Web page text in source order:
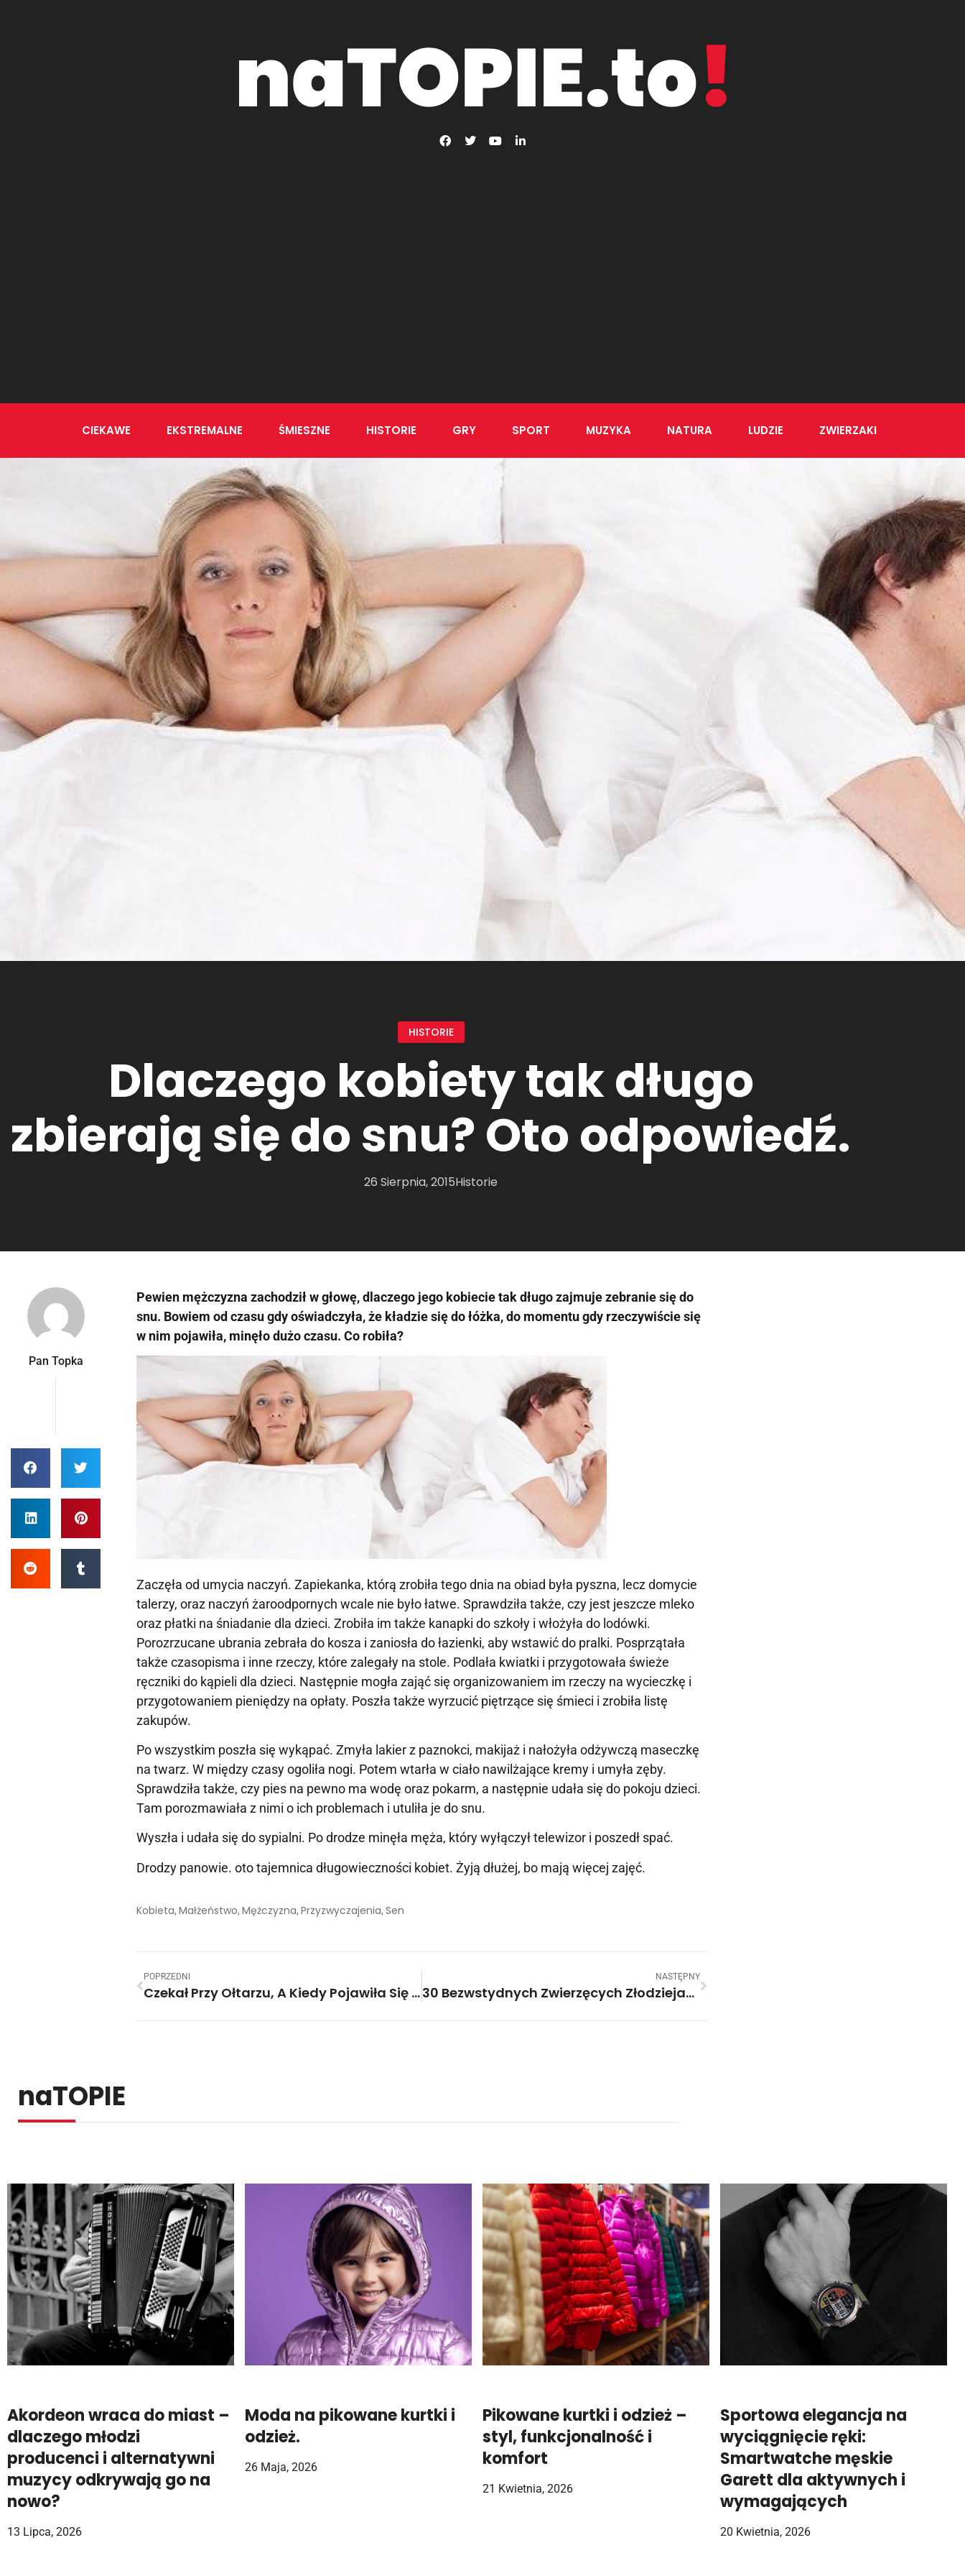
CIEKAWE EKSTREMALNE ŚMIESZNE HISTORIE GRY SPORT MUZYKA NATURA LUDZIE ZWIERZAKI
HISTORIE
Dlaczego kobiety tak długo
zbierają się do snu? Oto odpowiedź.
26 Sierpnia, 2015Historie
Pan Topka
Pewien mężczyzna zachodził w głowę, dlaczego jego kobiecie tak długo zajmuje zebranie się do
snu. Bowiem od czasu gdy oświadczyła, że kładzie się do łóżka, do momentu gdy rzeczywiście się
w nim pojawiła, minęło dużo czasu. Co robiła?
Zaczęła od umycia naczyń. Zapiekanka, którą zrobiła tego dnia na obiad była pyszna, lecz domycie
talerzy, oraz naczyń żaroodpornych wcale nie było łatwe. Sprawdziła także, czy jest jeszcze mleko
oraz płatki na śniadanie dla dzieci. Zrobiła im także kanapki do szkoły i włożyła do lodówki.
Porozrzucane ubrania zebrała do kosza i zaniosła do łazienki, aby wstawić do pralki. Posprzątała
także czasopisma i inne rzeczy, które zalegały na stole. Podlała kwiatki i przygotowała świeże
ręczniki do kąpieli dla dzieci. Następnie mogła zająć się organizowaniem im rzeczy na wycieczkę i
przygotowaniem pieniędzy na opłaty. Poszła także wyrzucić piętrzące się śmieci i zrobiła listę
zakupów.
Po wszystkim poszła się wykąpać. Zmyła lakier z paznokci, makijaż i nałożyła odżywczą maseczkę
na twarz. W między czasy ogoliła nogi. Potem wtarła w ciało nawilżające kremy i umyła zęby.
Sprawdziła także, czy pies na pewno ma wodę oraz pokarm, a następnie udała się do pokoju dzieci.
Tam porozmawiała z nimi o ich problemach i utuliła je do snu.
Wyszła i udała się do sypialni. Po drodze minęła męża, który wyłączył telewizor i poszedł spać.
Drodzy panowie. oto tajemnica długowieczności kobiet. Żyją dłużej, bo mają więcej zajęć.
Kobieta,Małżeństwo,Mężczyzna,Przyzwyczajenia,Sen
POPRZEDNI
Czekał Przy Ołtarzu, A Kiedy Pojawiła Się Jego Narzeczona, Wzruszył Się Do Łez. Zobacz, Co Dla Niego Zrobiła
NASTĘPNY
30 Bezwstydnych Zwierzęcych Złodziejaszków. Nr 19 Jest Mistrzem Zła!
naTOPIE
Akordeon wraca do miast –
dlaczego młodzi
producenci i alternatywni
muzycy odkrywają go na
nowo?
13 Lipca, 2026
Moda na pikowane kurtki i
odzież.
26 Maja, 2026
Pikowane kurtki i odzież –
styl, funkcjonalność i
komfort
21 Kwietnia, 2026
Sportowa elegancja na
wyciągnięcie ręki:
Smartwatche męskie
Garett dla aktywnych i
wymagających
20 Kwietnia, 2026